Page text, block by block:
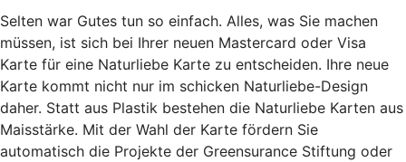
Selten war Gutes tun so einfach. Alles, was Sie machen
müssen, ist sich bei Ihrer neuen Mastercard oder Visa
Karte für eine Naturliebe Karte zu entscheiden. Ihre neue
Karte kommt nicht nur im schicken Naturliebe-Design
daher. Statt aus Plastik bestehen die Naturliebe Karten aus
Maisstärke. Mit der Wahl der Karte fördern Sie
automatisch die Projekte der Greensurance Stiftung oder